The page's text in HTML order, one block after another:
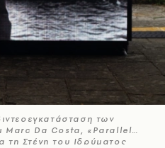
των
Da Costa, «Parallels»
τη Στέγη του Ιδρύματος